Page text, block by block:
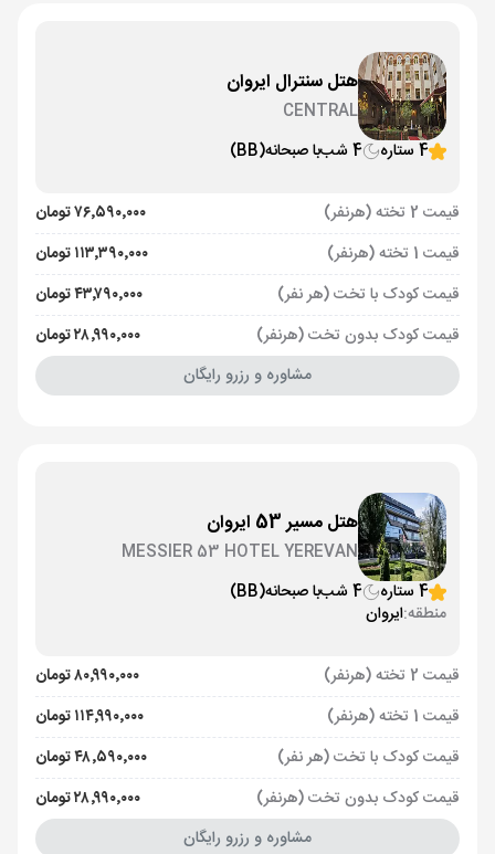
هتل سنترال ایروان
CENTRAL
4 ستاره
4 شب با صبحانه(BB)
قیمت 2 تخته (هرنفر)
۷۶٬۵۹۰٬۰۰۰ تومان
قیمت 1 تخته (هرنفر)
۱۱۳٬۳۹۰٬۰۰۰ تومان
قیمت کودک با تخت (هر نفر)
۴۳٬۷۹۰٬۰۰۰ تومان
قیمت کودک بدون تخت (هرنفر)
۲۸٬۹۹۰٬۰۰۰ تومان
مشاوره و رزرو رایگان
هتل مسیر 53 ایروان
MESSIER 53 HOTEL YEREVAN
4 ستاره
4 شب با صبحانه(BB)
منطقه:ایروان
قیمت 2 تخته (هرنفر)
۸۰٬۹۹۰٬۰۰۰ تومان
قیمت 1 تخته (هرنفر)
۱۱۴٬۹۹۰٬۰۰۰ تومان
قیمت کودک با تخت (هر نفر)
۴۸٬۵۹۰٬۰۰۰ تومان
قیمت کودک بدون تخت (هرنفر)
۲۸٬۹۹۰٬۰۰۰ تومان
مشاوره و رزرو رایگان